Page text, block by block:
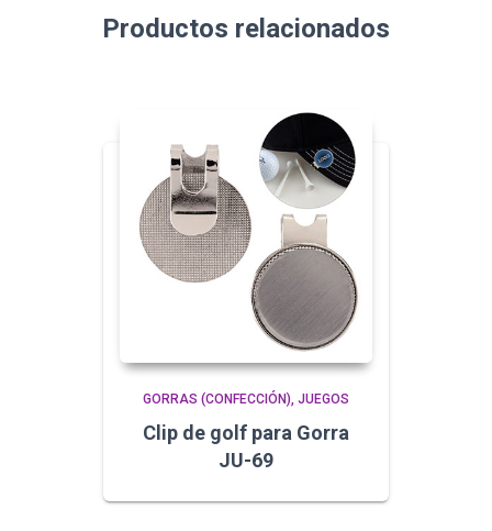
Productos relacionados
GORRAS (CONFECCIÓN) JUEGOS
Clip de golf para Gorra
JU-69